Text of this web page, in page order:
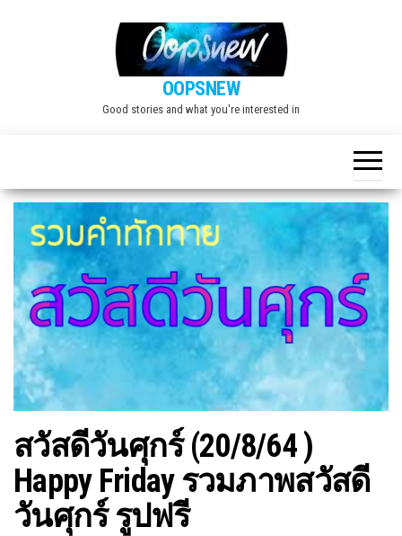
OOPSNEW
Good stories and what you're interested in
สวัสดีวันศุกร์ (20/8/64 )
Happy Friday รวมภาพสวัสดี
วันศุกร์ รูปฟรี